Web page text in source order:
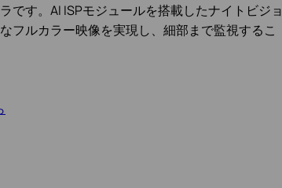
です。AI ISPモジュールを搭載したナイトビジョ
フルカラー映像を実現し、細部まで監視するこ